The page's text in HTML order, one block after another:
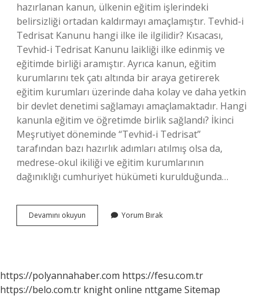
hazırlanan kanun, ülkenin eğitim işlerindeki
belirsizliği ortadan kaldırmayı amaçlamıştır. Tevhid-i
Tedrisat Kanunu hangi ilke ile ilgilidir? Kısacası,
Tevhid-i Tedrisat Kanunu laikliği ilke edinmiş ve
eğitimde birliği aramıştır. Ayrıca kanun, eğitim
kurumlarını tek çatı altında bir araya getirerek
eğitim kurumları üzerinde daha kolay ve daha yetkin
bir devlet denetimi sağlamayı amaçlamaktadır. Hangi
kanunla eğitim ve öğretimde birlik sağlandı? İkinci
Meşrutiyet döneminde “Tevhid-i Tedrisat”
tarafından bazı hazırlık adımları atılmış olsa da,
medrese-okul ikiliği ve eğitim kurumlarının
dağınıklığı cumhuriyet hükümeti kurulduğunda…
Devamını okuyun
Tedrisat
Yorum Bırak
https://polyannahaber.com https://fesu.com.tr
https://belo.com.tr knight online nttgame Sitemap